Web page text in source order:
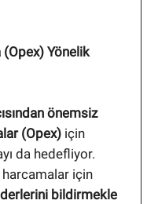
Yönelik
önemsiz
(Opex) için
da hedefliyor.
için
bildirmekle